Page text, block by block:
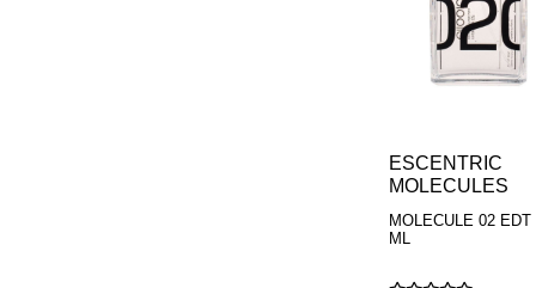
ESCENTRIC
MOLECULES
MOLECULE 02 EDT
ML